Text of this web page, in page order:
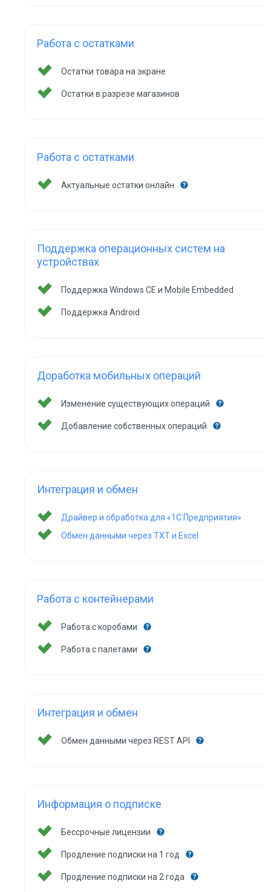
Работа с остатками
Остатки товара на экране
Остатки в разрезе магазинов
Работа с остатками
Актуальные остатки онлайн
Поддержка операционных систем на
устройствах
Поддержка Windows CE и Mobile Embedded
Поддержка Android
Доработка мобильных операций
Изменение существующих операций
Добавление собственных операций
Интеграция и обмен
Драйвер и обработка для «1С:Предприятия»
Обмен данными через TXT и Excel
Работа с контейнерами
Работа с коробами
Работа с палетами
Интеграция и обмен
Обмен данными через REST API
Информация о подписке
Бессрочные лицензии
Продление подписки на 1 год
Продление подписки на 2 года